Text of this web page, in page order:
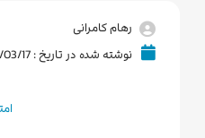
رهام کامرانی
نوشته شده در تاریخ : 1404/03/17